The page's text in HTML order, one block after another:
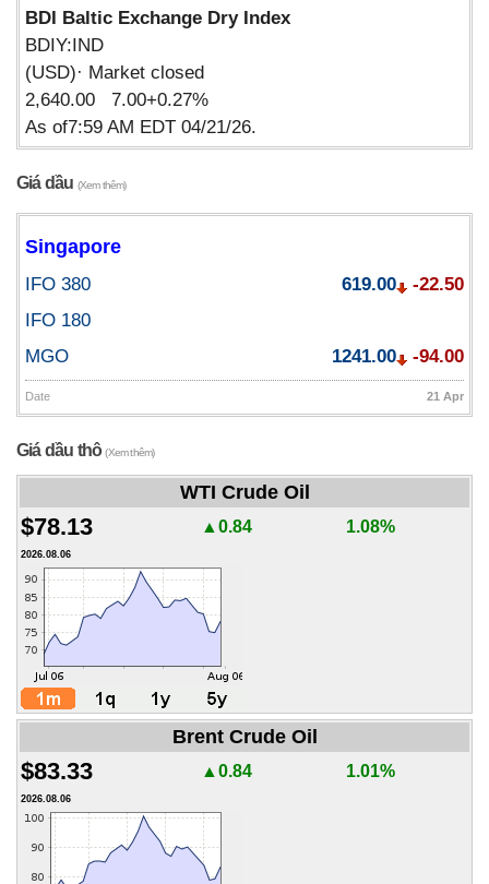
BDI Baltic Exchange Dry Index
BDIY:IND
(USD)· Market closed
2,640.00 7.00+0.27%
As of7:59 AM EDT 04/21/26.
Giá dầu (Xem thêm)
Singapore
IFO 380 619.00
-22.50
IFO 180
MGO
1241.00 -94.00
Date 21 Apr
Giá dầu thô(Xem thêm)
WTI Crude Oil
$78.13 ▲0.84 1.08%
2026.08.06
Brent Crude Oil
$83.33 ▲0.84 1.01%
2026.08.06